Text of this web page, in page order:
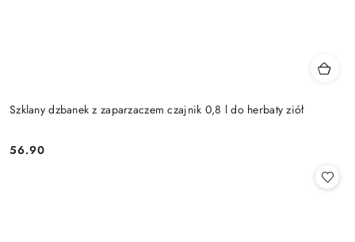
Szklany dzbanek z zaparzaczem czajnik 0,8 l do herbaty ziół
Cena:
56.90